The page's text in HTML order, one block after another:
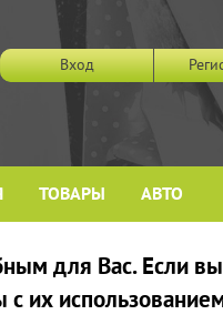
Вход
ТОВАРЫ АВТО
для Вас. Если вы
с их